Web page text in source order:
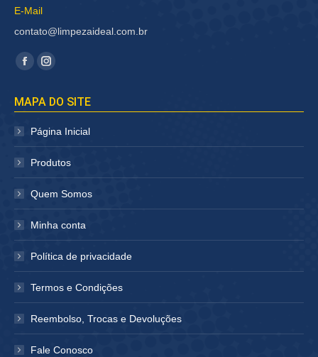
E-Mail
contato@limpezaideal.com.br
Encontre-nos em:
Facebook
abre
em
janela
Instagram
abre
janela
MAPA DO SITE
Página Inicial
Produtos
Quem Somos
Minha conta
Política de privacidade
Termos e Condições
Reembolso, Trocas e Devoluções
Fale Conosco